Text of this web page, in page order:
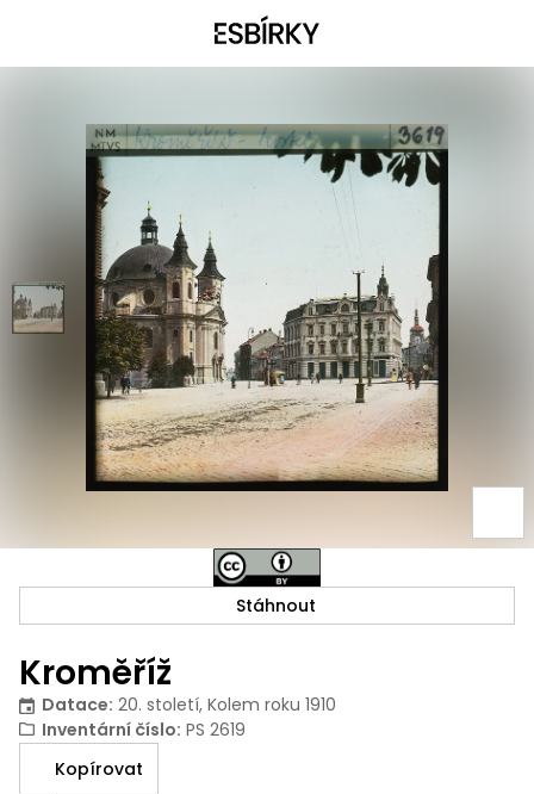
Kroměříž
Datace: 20. století, Kolem roku 1910
Inventární číslo: PS 2619
Kopírovat
Stáhnout